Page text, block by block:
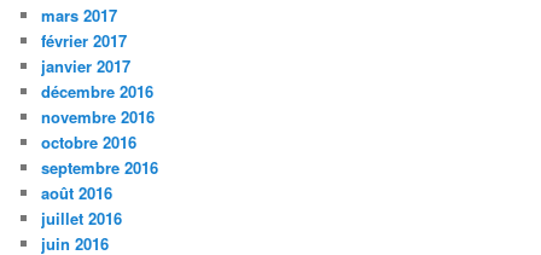
mars 2017
février 2017
janvier 2017
décembre 2016
novembre 2016
octobre 2016
septembre 2016
août 2016
juillet 2016
juin 2016